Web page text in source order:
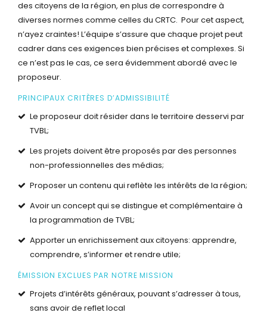
des citoyens de la région, en plus de correspondre à
diverses normes comme celles du CRTC. Pour cet aspect,
n’ayez craintes! L’équipe s’assure que chaque projet peut
cadrer dans ces exigences bien précises et complexes. Si
ce n’est pas le cas, ce sera évidemment abordé avec le
proposeur.
PRINCIPAUX CRITÈRES D’ADMISSIBILITÉ
Le proposeur doit résider dans le territoire desservi par
TVBL;
Les projets doivent être proposés par des personnes
non-professionnelles des médias;
Proposer un contenu qui reflète les intérêts de la région;
Avoir un concept qui se distingue et complémentaire à
la programmation de TVBL;
Apporter un enrichissement aux citoyens: apprendre,
comprendre, s’informer et rendre utile;
ÉMISSION EXCLUES PAR NOTRE MISSION
Projets d’intérêts généraux, pouvant s’adresser à tous,
sans avoir de reflet local